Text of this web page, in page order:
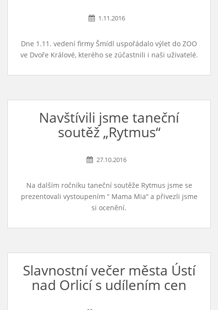
1.11.2016
Dne 1.11. vedení firmy Šmídl uspořádalo výlet do ZOO
ve Dvoře Králové, kterého se zúčastnili i naši uživatelé.
Navštívili jsme taneční
soutěž „Rytmus“
27.10.2016
Na dalším ročníku taneční soutěže Rytmus jsme se
prezentovali vystoupením “ Mama Mia“ a přivezli jsme
si ocenění.
Slavnostní večer města Ústí
nad Orlicí s udílením cen